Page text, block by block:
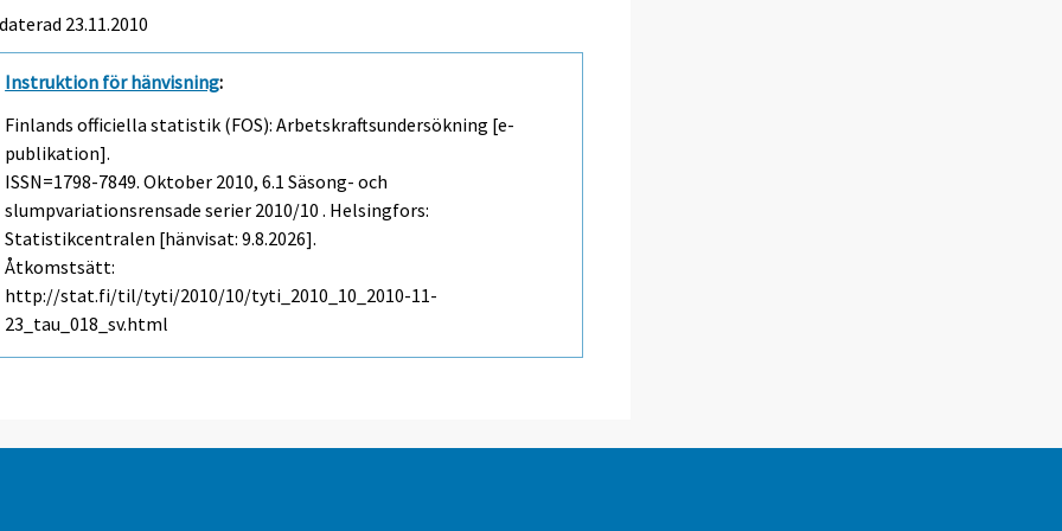
23.11.2010
Instruktion för hänvisning:
Finlands officiella statistik (FOS): Arbetskraftsundersökning [e-
publikation].
ISSN=1798-7849.Oktober 2010, 6.1 Säsong- och
slumpvariationsrensade serier 2010/10 . Helsingfors:
Statistikcentralen [hänvisat: 9.8.2026].
Åtkomstsätt:
http://stat.fi/til/tyti/2010/10/tyti_2010_10_2010-11-
23_tau_018_sv.html